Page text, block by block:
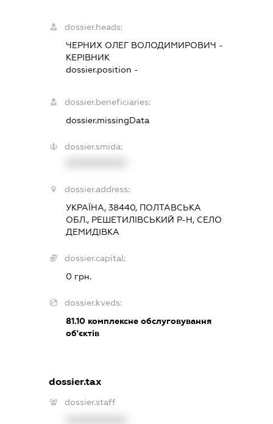
dossier.heads:
ЧЕРНИХ ОЛЕГ ВОЛОДИМИРОВИЧ -
КЕРІВНИК
dossier.position -
dossier.beneficiaries:
dossier.missingData
dossier.smida:
dossier.address:
УКРАЇНА, 38440, ПОЛТАВСЬКА
ОБЛ., РЕШЕТИЛІВСЬКИЙ Р-Н, СЕЛО
ДЕМИДІВКА
dossier.capital:
0 грн.
dossier.kveds:
81.10комплексне обслуговування
об'єктів
dossier.tax
dossier.staff